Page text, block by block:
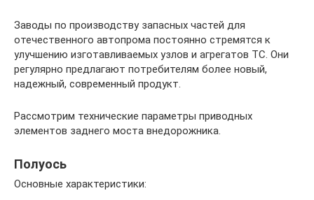
Заводы по производству запасных частей для
отечественного автопрома постоянно стремятся к
улучшению изготавливаемых узлов и агрегатов ТС. Они
регулярно предлагают потребителям более новый,
надежный, современный продукт.
Рассмотрим технические параметры приводных
элементов заднего моста внедорожника.
Полуось
Основные характеристики: